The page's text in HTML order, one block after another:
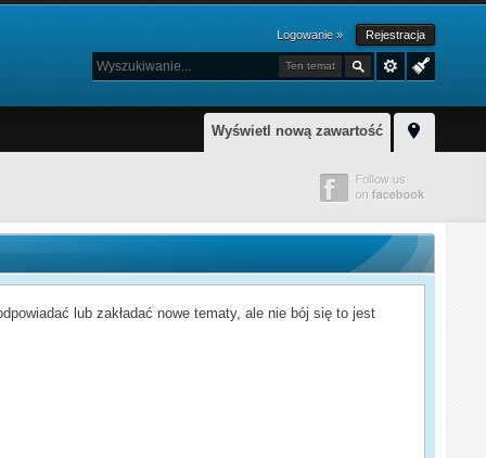
Logowanie » Rejestracja
Ten temat
Wyświetl nową zawartość
lub zakładać nowe tematy, ale nie bój się to jest